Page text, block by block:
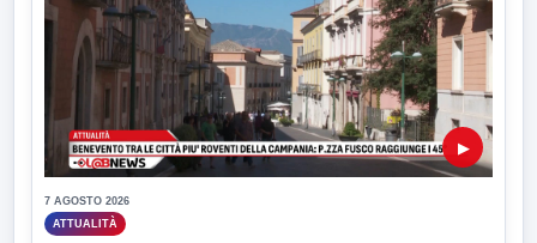
▶
7 AGOSTO 2026
ATTUALITÀ